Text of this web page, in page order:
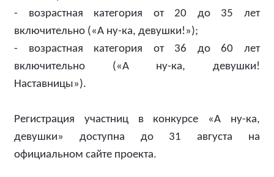
- возрастная категория от 20 до 35 лет
включительно («А ну-ка, девушки!»);
- возрастная категория от 36 до 60 лет
включительно («А ну-ка, девушки!
Наставницы»).
Регистрация участниц в конкурсе «А ну-ка,
девушки» доступна до 31 августа на
официальном сайте проекта.